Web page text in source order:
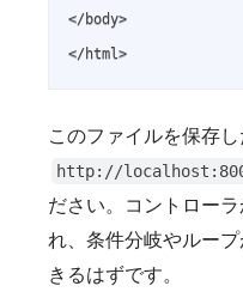
</body>
このファイルを保存
http://
ださい。コントロー
れ、条件分岐やルー
きるはずです。